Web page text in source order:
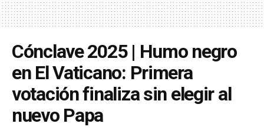
Cónclave 2025 | Humo negro
en El Vaticano: Primera
votación finaliza sin elegir al
nuevo Papa